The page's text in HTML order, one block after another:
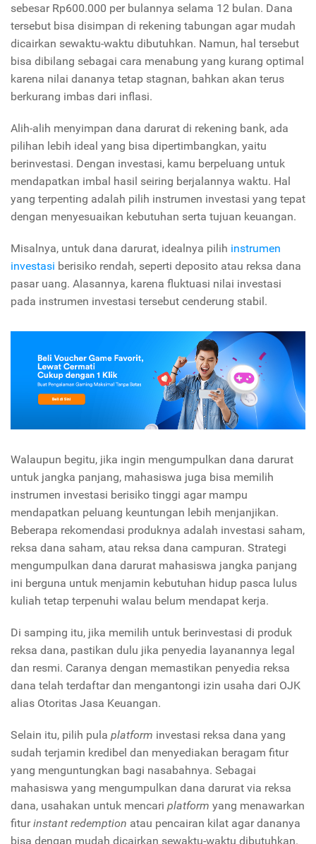
sebesar Rp600.000 per bulannya selama 12 bulan. Dana
tersebut bisa disimpan di rekening tabungan agar mudah
dicairkan sewaktu-waktu dibutuhkan. Namun, hal tersebut
bisa dibilang sebagai cara menabung yang kurang optimal
karena nilai dananya tetap stagnan, bahkan akan terus
berkurang imbas dari inflasi.
Alih-alih menyimpan dana darurat di rekening bank, ada
pilihan lebih ideal yang bisa dipertimbangkan, yaitu
berinvestasi. Dengan investasi, kamu berpeluang untuk
mendapatkan imbal hasil seiring berjalannya waktu. Hal
yang terpenting adalah pilih instrumen investasi yang tepat
dengan menyesuaikan kebutuhan serta tujuan keuangan.
Misalnya, untuk dana darurat, idealnya pilih instrumen
investasi berisiko rendah, seperti deposito atau reksa dana
pasar uang. Alasannya, karena fluktuasi nilai investasi
pada instrumen investasi tersebut cenderung stabil.
Walaupun begitu, jika ingin mengumpulkan dana darurat
untuk jangka panjang, mahasiswa juga bisa memilih
instrumen investasi berisiko tinggi agar mampu
mendapatkan peluang keuntungan lebih menjanjikan.
Beberapa rekomendasi produknya adalah investasi saham,
reksa dana saham, atau reksa dana campuran. Strategi
mengumpulkan dana darurat mahasiswa jangka panjang
ini berguna untuk menjamin kebutuhan hidup pasca lulus
kuliah tetap terpenuhi walau belum mendapat kerja.
Di samping itu, jika memilih untuk berinvestasi di produk
reksa dana, pastikan dulu jika penyedia layanannya legal
dan resmi. Caranya dengan memastikan penyedia reksa
dana telah terdaftar dan mengantongi izin usaha dari OJK
alias Otoritas Jasa Keuangan.
Selain itu, pilih pula platform investasi reksa dana yang
sudah terjamin kredibel dan menyediakan beragam fitur
yang menguntungkan bagi nasabahnya. Sebagai
mahasiswa yang mengumpulkan dana darurat via reksa
dana, usahakan untuk mencari platform yang menawarkan
fiturinstant redemption atau pencairan kilat agar dananya
bisa dengan mudah dicairkan sewaktu-waktu dibutuhkan.